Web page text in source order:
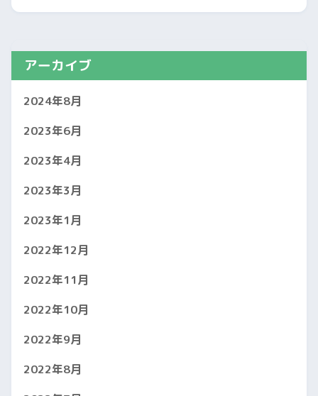
アーカイブ
2024年8月
2023年6月
2023年4月
2023年3月
2023年1月
2022年12月
2022年11月
2022年10月
2022年9月
2022年8月